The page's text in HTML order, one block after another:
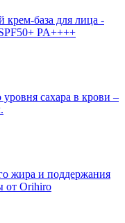
база для лица -
PA++++
сахара в крови –
жира и поддержания
от Orihiro